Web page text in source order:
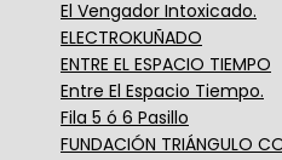
El Vengador Intoxicado.
ELECTROKUÑADO
ENTRE EL ESPACIO TIEMPO
Entre El Espacio Tiempo.
Fila 5 ó 6 Pasillo
FUNDACIÓN TRIÁNGULO